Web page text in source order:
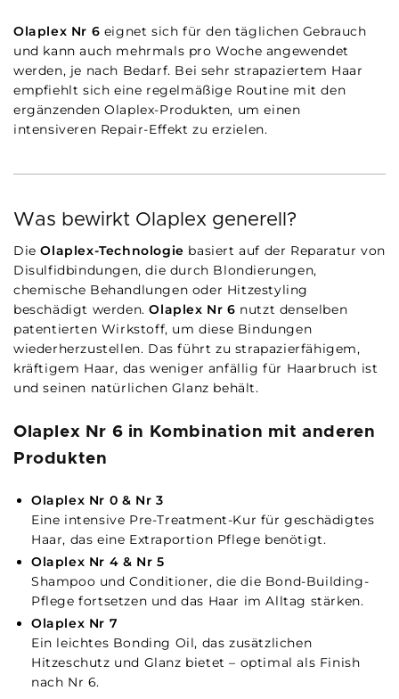
Olaplex Nr 6 eignet sich für den täglichen Gebrauch
und kann auch mehrmals pro Woche angewendet
werden, je nach Bedarf. Bei sehr strapaziertem Haar
empfiehlt sich eine regelmäßige Routine mit den
ergänzenden Olaplex-Produkten, um einen
intensiveren Repair-Effekt zu erzielen.
Was bewirkt Olaplex generell?
DieOlaplex-Technologie basiert auf der Reparatur von
Disulfidbindungen, die durch Blondierungen,
chemische Behandlungen oder Hitzestyling
beschädigt werden.Olaplex Nr 6 nutzt denselben
patentierten Wirkstoff, um diese Bindungen
wiederherzustellen. Das führt zu strapazierfähigem,
kräftigem Haar, das weniger anfällig für Haarbruch ist
und seinen natürlichen Glanz behält.
Olaplex Nr 6 in Kombination mit anderen
Produkten
Olaplex Nr 0 & Nr 3
Eine intensive Pre-Treatment-Kur für geschädigtes
Haar, das eine Extraportion Pflege benötigt.
Olaplex Nr 4 & Nr 5
Shampoo und Conditioner, die die Bond-Building-
Pflege fortsetzen und das Haar im Alltag stärken.
Olaplex Nr 7
Ein leichtes Bonding Oil, das zusätzlichen
Hitzeschutz und Glanz bietet – optimal als Finish
nach Nr 6.